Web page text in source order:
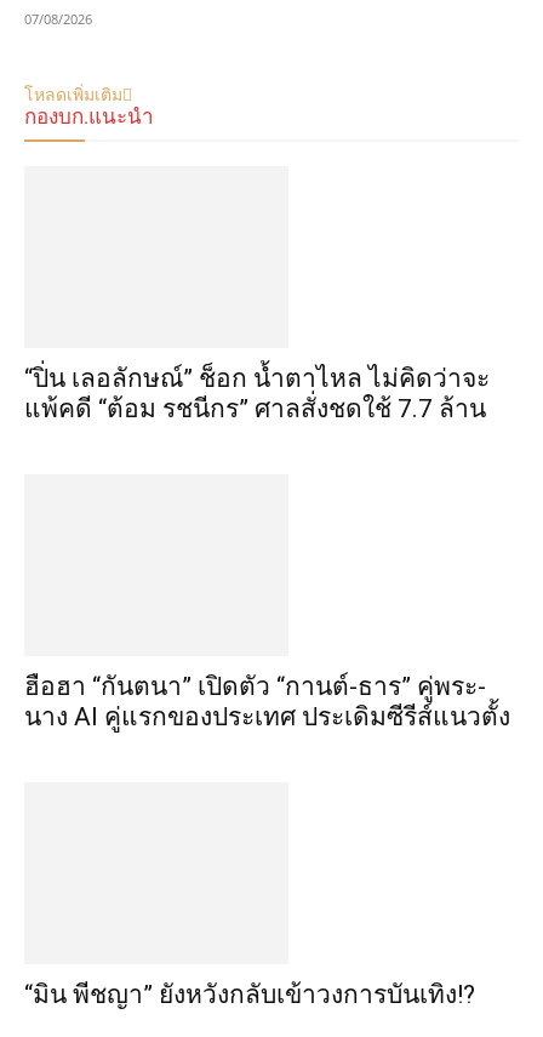
07/08/2026
โหลดเพิ่มเติม
กองบก.แนะนำ
“ปิ่น เลอลักษณ์” ช็อก น้ำตาไหล ไม่คิดว่าจะ
แพ้คดี “ต้อม รชนีกร” ศาลสั่งชดใช้ 7.7 ล้าน
ฮือฮา “กันตนา” เปิดตัว “กานต์-ธาร” คู่พระ-
นาง AI คู่แรกของประเทศ ประเดิมซีรีส์แนวตั้ง
“มิน พีชญา” ยังหวังกลับเข้าวงการบันเทิง!?